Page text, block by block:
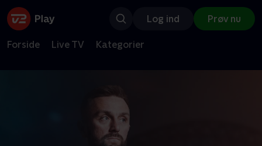
Log ind Prøv nu
Forside Live TV Kategorier